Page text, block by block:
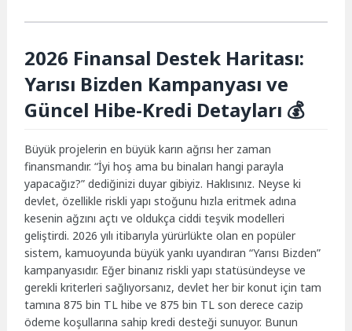
2026 Finansal Destek Haritası:
Yarısı Bizden Kampanyası ve
Güncel Hibe-Kredi Detayları 💰
Büyük projelerin en büyük karın ağrısı her zaman
finansmandır. “İyi hoş ama bu binaları hangi parayla
yapacağız?” dediğinizi duyar gibiyiz. Haklısınız. Neyse ki
devlet, özellikle riskli yapı stoğunu hızla eritmek adına
kesenin ağzını açtı ve oldukça ciddi teşvik modelleri
geliştirdi. 2026 yılı itibarıyla yürürlükte olan en popüler
sistem, kamuoyunda büyük yankı uyandıran “Yarısı Bizden”
kampanyasıdır. Eğer binanız riskli yapı statüsündeyse ve
gerekli kriterleri sağlıyorsanız, devlet her bir konut için tam
tamına 875 bin TL hibe ve 875 bin TL son derece cazip
ödeme koşullarına sahip kredi desteği sunuyor. Bunun